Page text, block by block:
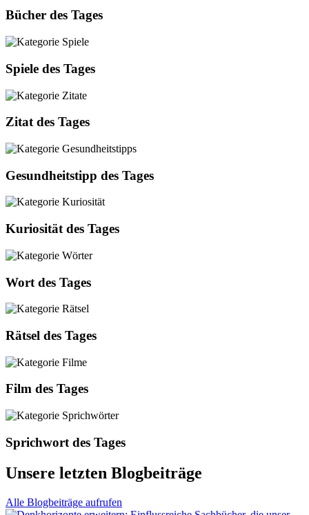
Bücher des Tages
Spiele des Tages
Zitat des Tages
Gesundheitstipp des Tages
Kuriosität des Tages
Wort des Tages
Rätsel des Tages
Film des Tages
Sprichwort des Tages
Unsere letzten Blogbeiträge
Alle Blogbeiträge aufrufen